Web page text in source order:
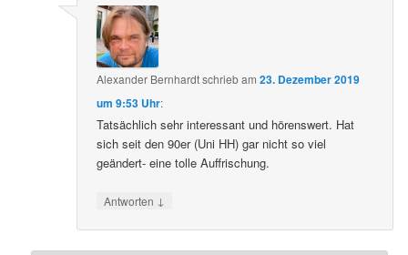
Alexander Bernhardtschriebam23. Dezember 2019
um 9:53 Uhr:
Tatsächlich sehr interessant und hörenswert. Hat
sich seit den 90er (Uni HH) gar nicht so viel
geändert- eine tolle Auffrischung.
Antworten ↓